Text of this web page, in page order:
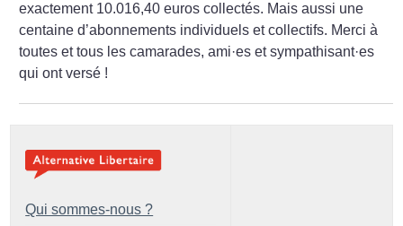
exactement 10.016,40 euros collectés. Mais aussi une
centaine d’abonnements individuels et collectifs. Merci à
toutes et tous les camarades, ami·es et sympathisant·es
qui ont versé !
Qui sommes-nous ?